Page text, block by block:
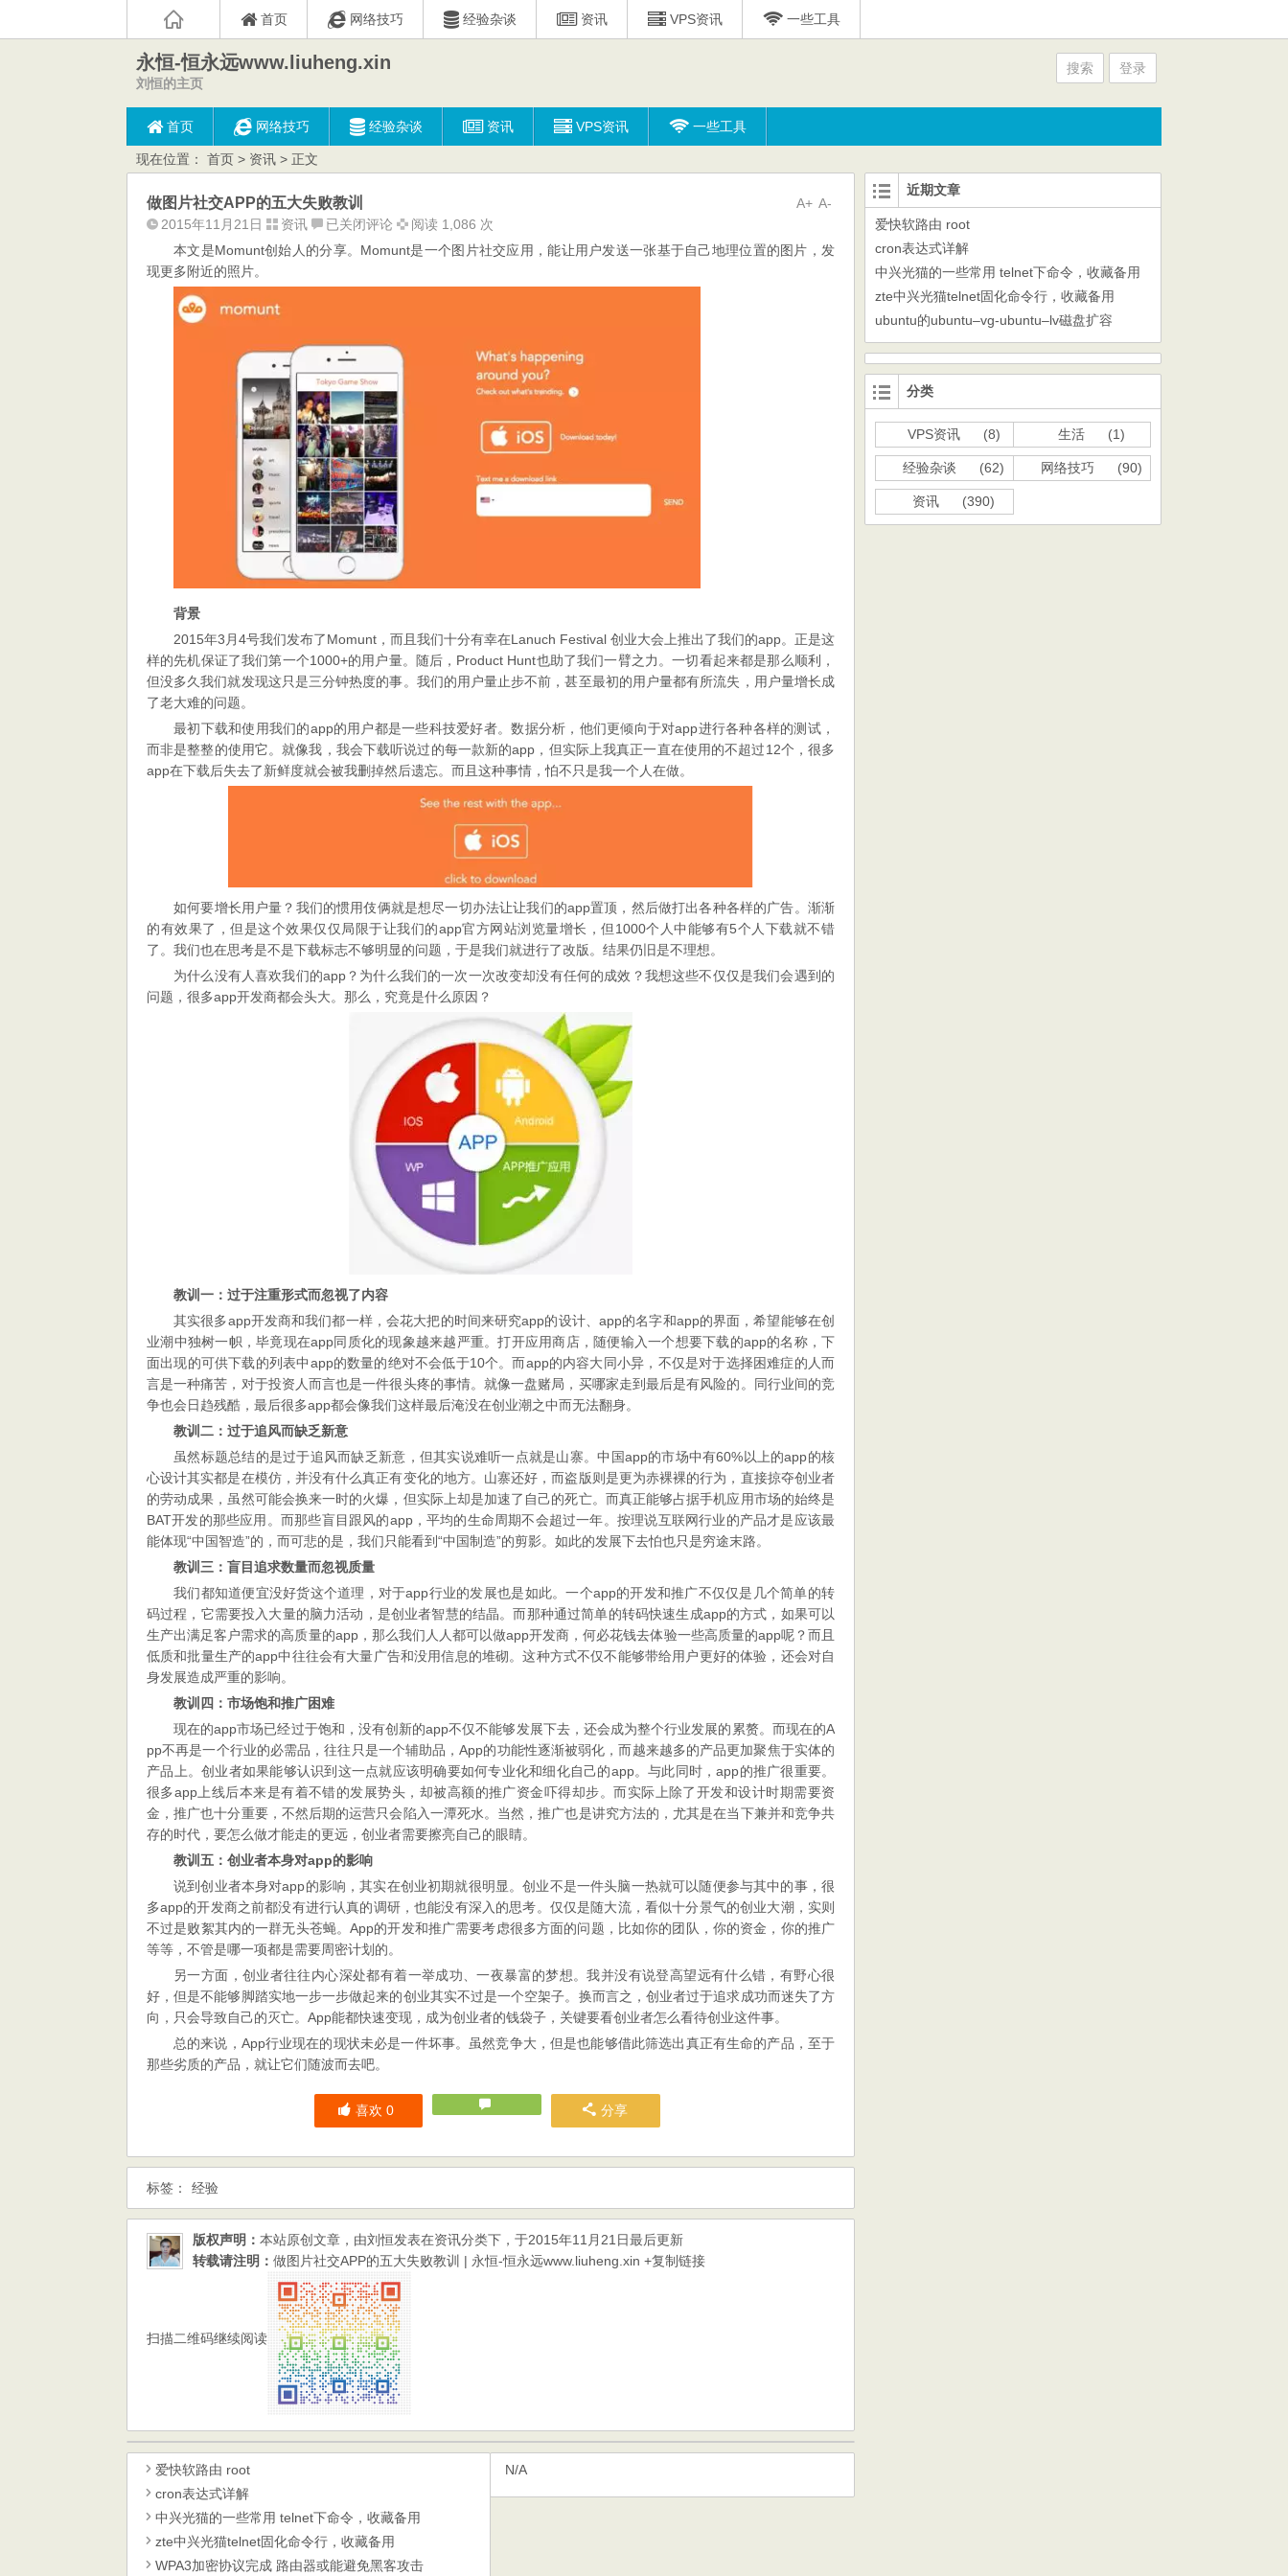
首页 网络技巧 经验杂谈 资讯 VPS资讯 一些工具
永恒-恒永远www.liuheng.xin
刘恒的主页
搜索 登录
首页 网络技巧 经验杂谈 资讯 VPS资讯 一些工具
现在位置： 首页 > 资讯 > 正文
A-
A+
做图片社交APP的五大失败教训
2015年11月21日 资讯
做
图
社
的
五
大
失
败
教
训
已关闭评论
阅读 1,086 次
本文是Momunt创始人的分享。Momunt是一个图片社交应用，能让用户发送一张基于自己地理位置的图片，发
现更多附近的照片。
背景
2015年3月4号我们发布了Momunt，而且我们十分有幸在Lanuch Festival 创业大会上推出了我们的app。正是这
样的先机保证了我们第一个1000+的用户量。随后，Product Hunt也助了我们一臂之力。一切看起来都是那么顺利，
但没多久我们就发现这只是三分钟热度的事。我们的用户量止步不前，甚至最初的用户量都有所流失，用户量增长成
了老大难的问题。
最初下载和使用我们的app的用户都是一些科技爱好者。数据分析，他们更倾向于对app进行各种各样的测试，
而非是整整的使用它。就像我，我会下载听说过的每一款新的app，但实际上我真正一直在使用的不超过12个，很多
app在下载后失去了新鲜度就会被我删掉然后遗忘。而且这种事情，怕不只是我一个人在做。
如何要增长用户量？我们的惯用伎俩就是想尽一切办法让让我们的app置顶，然后做打出各种各样的广告。渐渐
的有效果了，但是这个效果仅仅局限于让我们的app官方网站浏览量增长，但1000个人中能够有5个人下载就不错
了。我们也在思考是不是下载标志不够明显的问题，于是我们就进行了改版。结果仍旧是不理想。
为什么没有人喜欢我们的app？为什么我们的一次一次改变却没有任何的成效？我想这些不仅仅是我们会遇到的
问题，很多app开发商都会头大。那么，究竟是什么原因？
教训一：过于注重形式而忽视了内容
其实很多app开发商和我们都一样，会花大把的时间来研究app的设计、app的名字和app的界面，希望能够在创
业潮中独树一帜，毕竟现在app同质化的现象越来越严重。打开应用商店，随便输入一个想要下载的app的名称，下
面出现的可供下载的列表中app的数量的绝对不会低于10个。而app的内容大同小异，不仅是对于选择困难症的人而
言是一种痛苦，对于投资人而言也是一件很头疼的事情。就像一盘赌局，买哪家走到最后是有风险的。同行业间的竞
争也会日趋残酷，最后很多app都会像我们这样最后淹没在创业潮之中而无法翻身。
教训二：过于追风而缺乏新意
虽然标题总结的是过于追风而缺乏新意，但其实说难听一点就是山寨。中国app的市场中有60%以上的app的核
心设计其实都是在模仿，并没有什么真正有变化的地方。山寨还好，而盗版则是更为赤裸裸的行为，直接掠夺创业者
的劳动成果，虽然可能会换来一时的火爆，但实际上却是加速了自己的死亡。而真正能够占据手机应用市场的始终是
BAT开发的那些应用。而那些盲目跟风的app，平均的生命周期不会超过一年。按理说互联网行业的产品才是应该最
能体现“中国智造”的，而可悲的是，我们只能看到“中国制造”的剪影。如此的发展下去怕也只是穷途末路。
教训三：盲目追求数量而忽视质量
我们都知道便宜没好货这个道理，对于app行业的发展也是如此。一个app的开发和推广不仅仅是几个简单的转
码过程，它需要投入大量的脑力活动，是创业者智慧的结晶。而那种通过简单的转码快速生成app的方式，如果可以
生产出满足客户需求的高质量的app，那么我们人人都可以做app开发商，何必花钱去体验一些高质量的app呢？而且
低质和批量生产的app中往往会有大量广告和没用信息的堆砌。这种方式不仅不能够带给用户更好的体验，还会对自
身发展造成严重的影响。
教训四：市场饱和推广困难
现在的app市场已经过于饱和，没有创新的app不仅不能够发展下去，还会成为整个行业发展的累赘。而现在的A
pp不再是一个行业的必需品，往往只是一个辅助品，App的功能性逐渐被弱化，而越来越多的产品更加聚焦于实体的
产品上。创业者如果能够认识到这一点就应该明确要如何专业化和细化自己的app。与此同时，app的推广很重要。
很多app上线后本来是有着不错的发展势头，却被高额的推广资金吓得却步。而实际上除了开发和设计时期需要资
金，推广也十分重要，不然后期的运营只会陷入一潭死水。当然，推广也是讲究方法的，尤其是在当下兼并和竞争共
存的时代，要怎么做才能走的更远，创业者需要擦亮自己的眼睛。
教训五：创业者本身对app的影响
说到创业者本身对app的影响，其实在创业初期就很明显。创业不是一件头脑一热就可以随便参与其中的事，很
多app的开发商之前都没有进行认真的调研，也能没有深入的思考。仅仅是随大流，看似十分景气的创业大潮，实则
不过是败絮其内的一群无头苍蝇。App的开发和推广需要考虑很多方面的问题，比如你的团队，你的资金，你的推广
等等，不管是哪一项都是需要周密计划的。
另一方面，创业者往往内心深处都有着一举成功、一夜暴富的梦想。我并没有说登高望远有什么错，有野心很
好，但是不能够脚踏实地一步一步做起来的创业其实不过是一个空架子。换而言之，创业者过于追求成功而迷失了方
向，只会导致自己的灭亡。App能都快速变现，成为创业者的钱袋子，关键要看创业者怎么看待创业这件事。
总的来说，App行业现在的现状未必是一件坏事。虽然竞争大，但是也能够借此筛选出真正有生命的产品，至于
那些劣质的产品，就让它们随波而去吧。
喜欢0 分享
标签： 经验
版权声明： 本站原创文章，由刘恒发表在资讯分类下，于2015年11月21日最后更新
转载请注明： 做图片社交APP的五大失败教训 | 永恒-恒永远www.liuheng.xin +复制链接
扫描二维码继续阅读
爱快软路由 root
cron表达式详解
中兴光猫的一些常用 telnet下命令，收藏备用
zte中兴光猫telnet固化命令行，收藏备用
WPA3加密协议完成 路由器或能避免黑客攻击
N/A
近期文章
爱快软路由 root
cron表达式详解
中兴光猫的一些常用 telnet下命令，收藏备用
zte中兴光猫telnet固化命令行，收藏备用
ubuntu的ubuntu–vg-ubuntu–lv磁盘扩容
分类
VPS资讯 (8) 生活 (1)
经验杂谈 (62) 网络技巧 (90)
资讯 (390)